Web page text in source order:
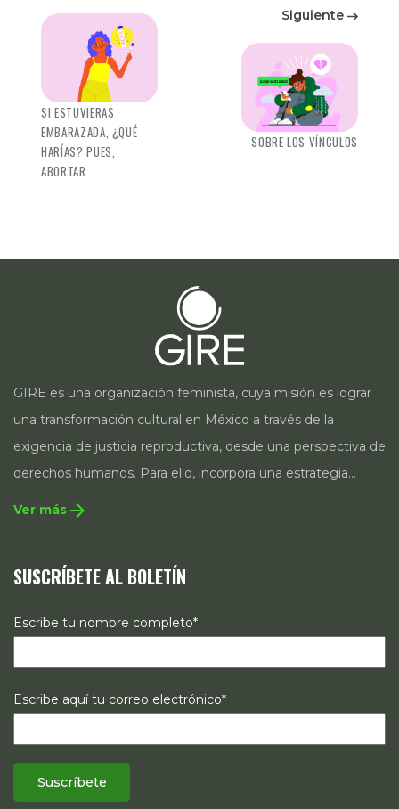
SI ESTUVIERAS
EMBARAZADA, ¿QUÉ
HARÍAS? PUES,
ABORTAR
Siguiente
SOBRE LOS VÍNCULOS
GIRE es una organización feminista, cuya misión es lograr
una transformación cultural en México a través de la
exigencia de justicia reproductiva, desde una perspectiva de
derechos humanos. Para ello, incorpora una estrategia
integral que contempla la incidencia en legislación y
estrategias de comunicación e investigación sobre el
estado de los derechos reproductivos en México.
Ver más arrow_forward
SUSCRÍBETE AL BOLETÍN
Escribe tu nombre completo*
Escribe aquí tu correo electrónico*